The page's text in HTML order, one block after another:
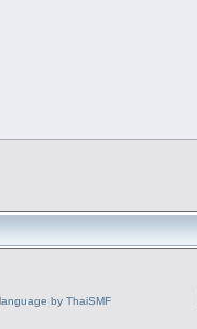
by ThaiSMF